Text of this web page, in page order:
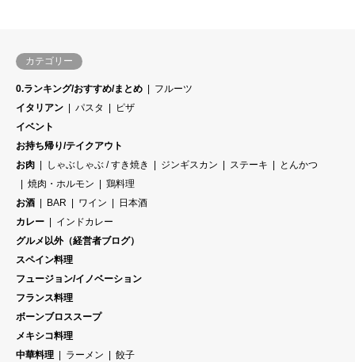
カテゴリー
0.ランキング/おすすめ/まとめ
フルーツ
イタリアン
パスタ
ピザ
イベント
お持ち帰り/テイクアウト
お肉
しゃぶしゃぶ / すき焼き ジンギスカン ステーキ
とんかつ
焼肉・ホルモン
鶏料理
お酒
BAR ワイン
日本酒
カレー
インドカレー
グルメ以外（経営者ブログ）
スペイン料理
フュージョン/イノベーション
フランス料理
ボーンブロススープ
メキシコ料理
中華料理
ラーメン
餃子